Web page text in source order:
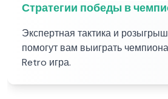
Стратегии победы в
Экспертная тактика и
помогут вам выиграть
Retro игра.